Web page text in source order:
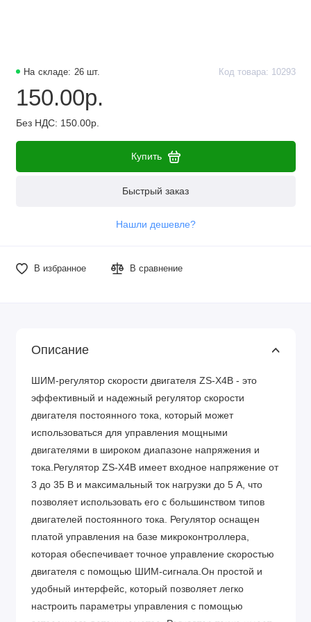
На складе: 26 шт. Код товара: 10293
150.00р.
Без НДС: 150.00р.
Купить
Быстрый заказ
Нашли дешевле?
В избранное В сравнение
Описание
ШИМ-регулятор скорости двигателя ZS-X4B - это
эффективный и надежный регулятор скорости
двигателя постоянного тока, который может
использоваться для управления мощными
двигателями в широком диапазоне напряжения и
тока.Регулятор ZS-X4B имеет входное напряжение от
3 до 35 В и максимальный ток нагрузки до 5 А, что
позволяет использовать его с большинством типов
двигателей постоянного тока. Регулятор оснащен
платой управления на базе микроконтроллера,
которая обеспечивает точное управление скоростью
двигателя с помощью ШИМ-сигнала.Он простой и
удобный интерфейс, который позволяет легко
настроить параметры управления с помощью